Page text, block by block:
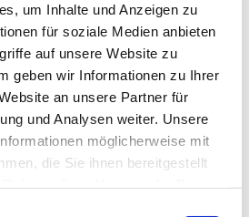
um Inhalte und Anzeigen zu
für soziale Medien anbieten
auf unsere Website zu
geben wir Informationen zu Ihrer
an unsere Partner für
und Analysen weiter. Unsere
möglicherweise mit
die Sie ihnen bereitgestellt
und
des
M23.36 k.A.
- Innenband
- Außenband
M23.54 k.A.